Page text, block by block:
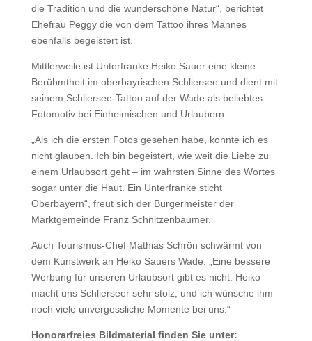
die Tradition und die wunderschöne Natur“, berichtet
Ehefrau Peggy die von dem Tattoo ihres Mannes
ebenfalls begeistert ist.
Mittlerweile ist Unterfranke Heiko Sauer eine kleine
Berühmtheit im oberbayrischen Schliersee und dient mit
seinem Schliersee-Tattoo auf der Wade als beliebtes
Fotomotiv bei Einheimischen und Urlaubern.
„Als ich die ersten Fotos gesehen habe, konnte ich es
nicht glauben. Ich bin begeistert, wie weit die Liebe zu
einem Urlaubsort geht – im wahrsten Sinne des Wortes
sogar unter die Haut. Ein Unterfranke sticht
Oberbayern“, freut sich der Bürgermeister der
Marktgemeinde Franz Schnitzenbaumer.
Auch Tourismus-Chef Mathias Schrön schwärmt von
dem Kunstwerk an Heiko Sauers Wade: „Eine bessere
Werbung für unseren Urlaubsort gibt es nicht. Heiko
macht uns Schlierseer sehr stolz, und ich wünsche ihm
noch viele unvergessliche Momente bei uns.“
Honorarfreies Bildmaterial finden Sie unter: